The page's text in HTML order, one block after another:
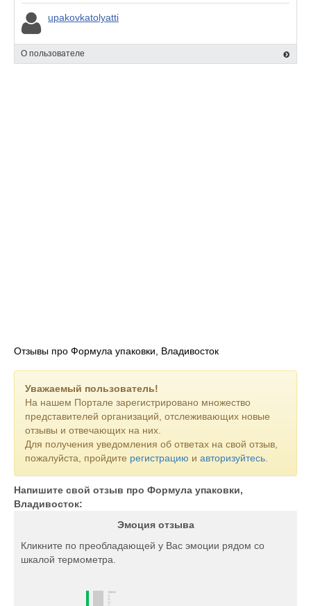
Независимо от того, нужна продукция оптом или в розницу,
постоянный Вы клиент или новый, доставка производится в
удобное для Вас время и за короткое время. Минимальный
срок комплектации и поставки - всего 5 дней. Работаем по
всей Российской Федерации со всеми популярными жд и
upakovkatolyatti
О пользователе
Отзывы про Формула упаковки, Владивосток
Уважаемый пользователь!
На нашем Портале зарегистрировано множество
представителей организаций, отслеживающих новые
отзывы и отвечающих на них.
Для получения уведомления об ответах на свой отзыв,
пожалуйста, пройдите регистрацию и авторизуйтесь
Напишите свой отзыв про Формула упаковки,
Владивосток:
Эмоция отзыва
Кликните по преобладающей у Вас эмоции рядом со
шкалой термометра.